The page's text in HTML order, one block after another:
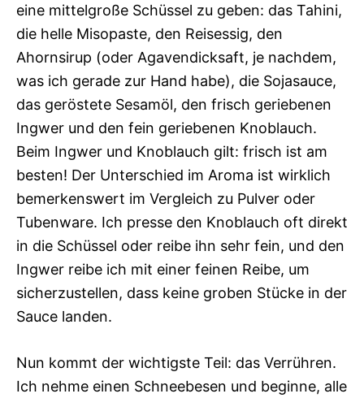
eine mittelgroße Schüssel zu geben: das Tahini,
die helle Misopaste, den Reisessig, den
Ahornsirup (oder Agavendicksaft, je nachdem,
was ich gerade zur Hand habe), die Sojasauce,
das geröstete Sesamöl, den frisch geriebenen
Ingwer und den fein geriebenen Knoblauch.
Beim Ingwer und Knoblauch gilt: frisch ist am
besten! Der Unterschied im Aroma ist wirklich
bemerkenswert im Vergleich zu Pulver oder
Tubenware. Ich presse den Knoblauch oft direkt
in die Schüssel oder reibe ihn sehr fein, und den
Ingwer reibe ich mit einer feinen Reibe, um
sicherzustellen, dass keine groben Stücke in der
Sauce landen.
Nun kommt der wichtigste Teil: das Verrühren.
Ich nehme einen Schneebesen und beginne, alle